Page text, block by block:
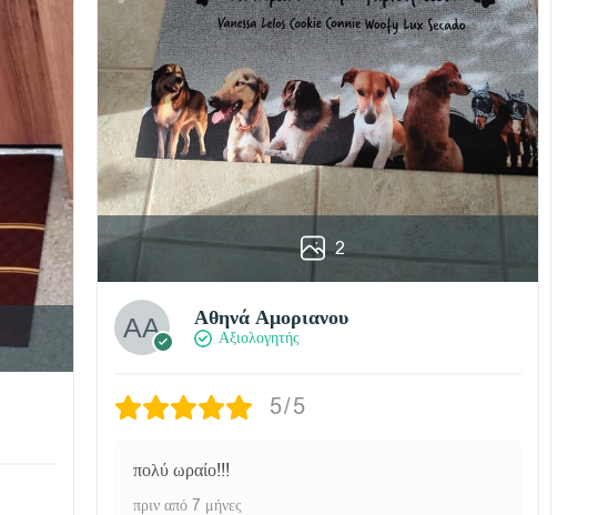
2
Αθηνά Αμοριανου
Αξιολογητής
5/5
πολύ ωραίο!!!
πριν από 7 μήνες